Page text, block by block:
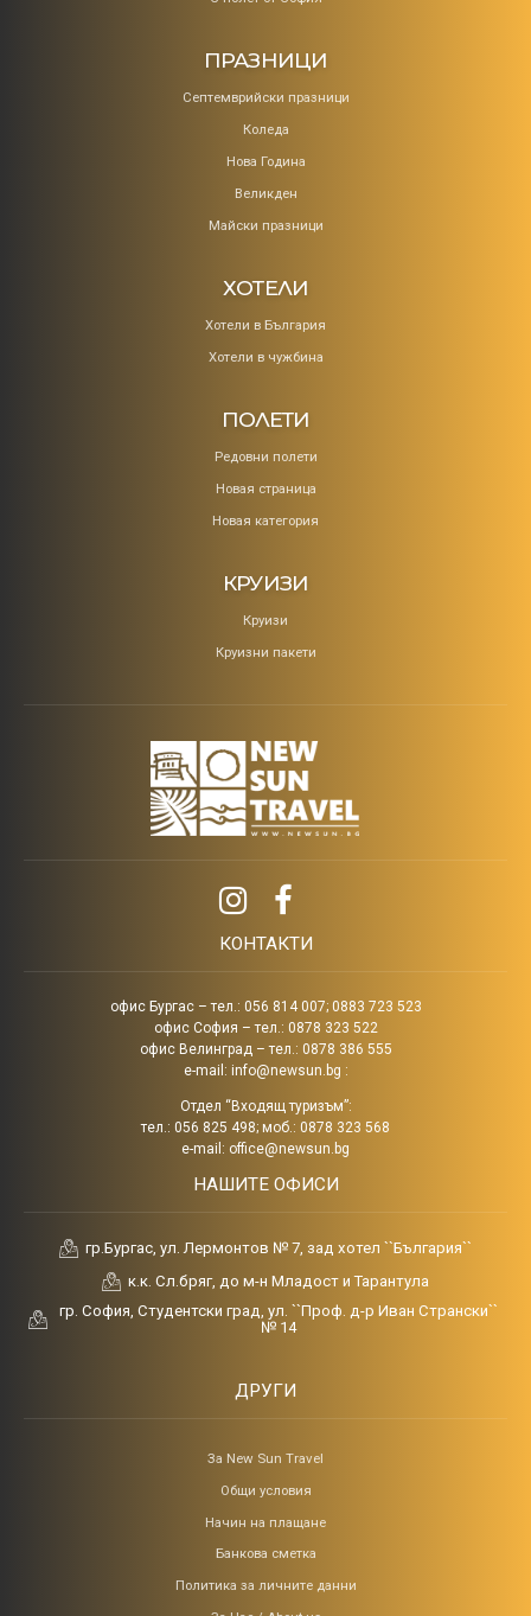
ПРАЗНИЦИ
Септемврийски празници
Коледa
Нова Година
Великден
Майски празници
ХОТЕЛИ
Хотели в България
Хотели в чужбина
ПОЛЕТИ
Редовни полети
Новая страница
Новая категория
КРУИЗИ
Круизи
Круизни пакети
КОНТАКТИ
офис Бургас – тел.: 056 814 007; 0883 723 523
офис София – тел.: 0878 323 522
офис Велинград – тел.: 0878 386 555
e-mail: info@newsun.bg :
Отдел “Входящ туризъм”:
тел.: 056 825 498; моб.: 0878 323 568
e-mail: office@newsun.bg
НАШИТЕ ОФИСИ
гр.Бургас, ул. Лермонтов № 7, зад хотел ``България``
к.к. Сл.бряг, до м-н Младост и Тарантула
гр. София, Студентски град, ул. ``Проф. д-р Иван Странски``
№ 14
ДРУГИ
За New Sun Travel
Общи условия
Начин на плащане
Банкова сметка
Политика за личните данни